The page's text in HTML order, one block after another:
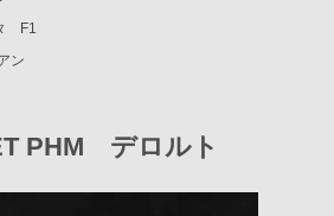
F1
ン
PHM デロルト